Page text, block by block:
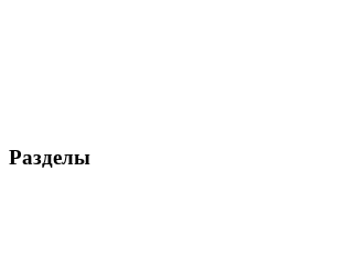
Разделы